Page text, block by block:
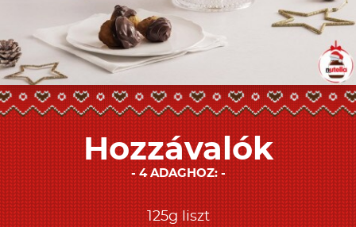
Hozzávalók
4 ADAGHOZ:
125g liszt